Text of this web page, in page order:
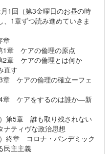
1回（第3金曜日のお昼の時
1章ずつ読み進めていきま
章
1章 ケアの倫理の原点
2章 ケアの倫理とは何か
直す
章 ケアの倫理の確立ーフェ
4章 ケアをするのは誰か―新
5章 誰も取り残されない
ティヴな政治思想
コロナ・パンデミック
民主主義